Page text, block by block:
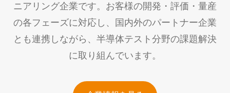
ニアリング企業です。お客様の開発・評価・量産
の各フェーズに対応し、国内外のパートナー企業
とも連携しながら、半導体テスト分野の課題解決
に取り組んでいます。